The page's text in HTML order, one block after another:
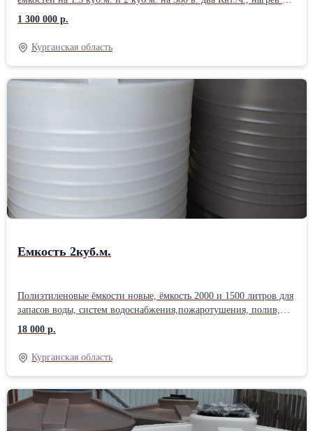
2-4 бытовых пропанов баллонах, расход семь кг. газа на одну
емкость. Время изготовления двух изделий одновременно 90
минут. В.Ш.Д; 2.5 х 3.5 х 2.4 метра. Оборудование настроено и
готово к работе. Окупаемость оборудования; 120 шт.
изготовленных и проданных емкостей. Данная модель
оборудования подходит для частного, малого и среднего бизнеса
или предприятий нуждающихся в таре 1.5-2 куб.м.. Место
нахождения оборудования Курганская область с. Введенское.
1 300 000 р.
Курганская область
Емкость 2куб.м.
Полиэтиленовые ёмкости новые, ёмкость 2000 и 1500 литров для
запасов воды, систем водоснабжения,пожаротушения, полив,
пищевые и химические жидкости, дизтопливо и другие
технические сооружения. Белая емкость 2 куб.м. - 22 т.р .,серая
20 т.р. Ёмкость 1.5 куб.м. Белая 20 т.р. серая 18 т.р. Установка
крышки на 350мм., врезка необходимой резьбы и цвет изделия
сделаем под заказ. Все ёмкости в наличии г. Курган.
18 000 р.
Курганская область